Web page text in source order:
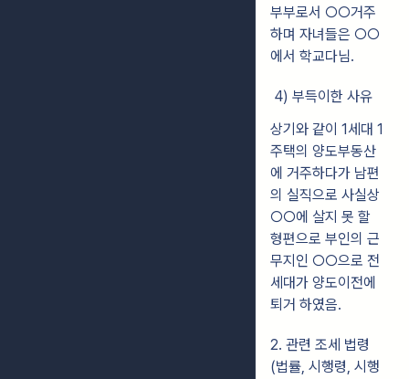
부부로서 ○○거주
하며 자녀들은 ○○
에서 학교다님.
4) 부득이한 사유
상기와 같이 1세대 1
주택의 양도부동산
에 거주하다가 남편
의 실직으로 사실상
○○에 살지 못 할
형편으로 부인의 근
무지인 ○○으로 전
세대가 양도이전에
퇴거 하였음.
2. 관련 조세 법령
(법률, 시행령, 시행